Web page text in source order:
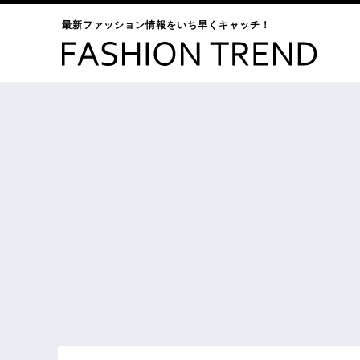
最新ファッション情報をいち早くキャッチ！